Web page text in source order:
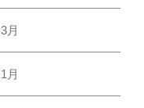
3月
1月